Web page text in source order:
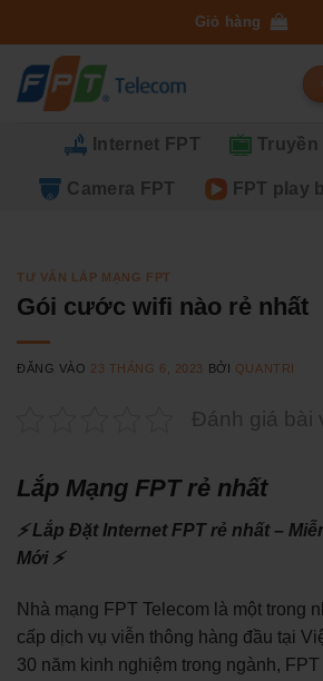
qua
dung
Giỏ hàng
Internet FPT Truyền
Camera FPT FPT play
TƯ VẤN LẮP MẠNG FPT
Gói cước wifi nào rẻ nhất
ĐĂNG VÀO 23 THÁNG 6, 2023 BỞI QUANTRI
Đánh giá bài
Lắp Mạng FPT rẻ nhất
⚡ Lắp Đặt Internet FPT rẻ nhất –
Mới ⚡
Nhà mạng FPT Telecom là một trong
cấp dịch vụ viễn thông hàng đầu tại
30 năm kinh nghiệm trong ngành, FPT